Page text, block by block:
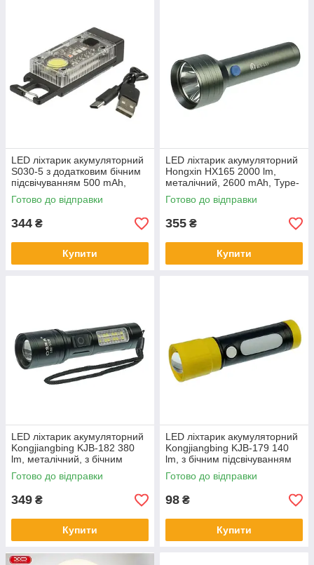
LED ліхтарик акумуляторний
S030-5 з додатковим бічним
підсвічуванням 500 mAh,
магнітним кріпленням та
сонячною панеллю black
Готово до відправки
344 ₴
Купити
LED ліхтарик акумуляторний
Hongxin HX165 2000 lm,
металічний, 2600 mAh, Type-
C, grey
Готово до відправки
355 ₴
Купити
LED ліхтарик акумуляторний
Kongjiangbing KJB-182 380
lm, металічний, з бічним
підсвічуванням 1200 mAh,
Type-C, black
Готово до відправки
349 ₴
Купити
LED ліхтарик акумуляторний
Kongjiangbing KJB-179 140
lm, з бічним підсвічуванням
300 mAh, Type-C, yellow black
Готово до відправки
98 ₴
Купити